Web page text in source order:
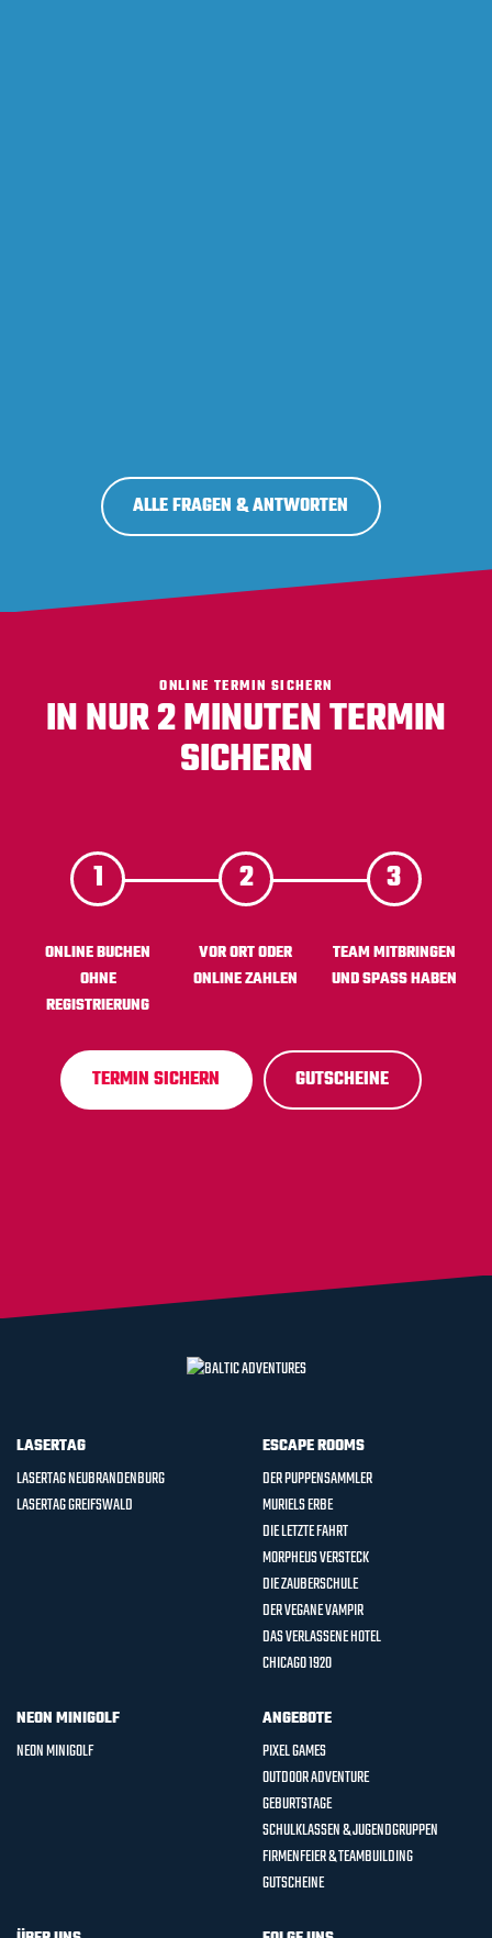
ALLE FRAGEN & ANTWORTEN
ONLINE TERMIN SICHERN
IN NUR 2 MINUTEN TERMIN
SICHERN
ONLINE BUCHEN
OHNE
REGISTRIERUNG
VOR ORT ODER
ONLINE ZAHLEN
TEAM MITBRINGEN
UND SPASS HABEN
TERMIN SICHERN GUTSCHEINE
LASERTAG
LASERTAG NEUBRANDENBURG
LASERTAG GREIFSWALD
ESCAPE ROOMS
DER PUPPENSAMMLER
MURIELS ERBE
DIE LETZTE FAHRT
MORPHEUS VERSTECK
DIE ZAUBERSCHULE
DER VEGANE VAMPIR
DAS VERLASSENE HOTEL
CHICAGO 1920
NEON MINIGOLF
NEON MINIGOLF
ANGEBOTE
PIXEL GAMES
OUTDOOR ADVENTURE
GEBURTSTAGE
SCHULKLASSEN & JUGENDGRUPPEN
FIRMENFEIER & TEAMBUILDING
GUTSCHEINE